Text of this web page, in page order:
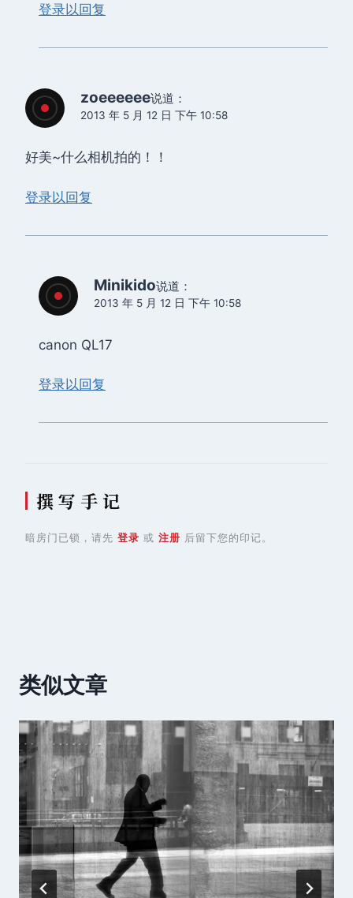
登录以回复
zoeeeeee说道：
2013 年 5 月 12 日 下午 10:58
好美~什么相机拍的！！
登录以回复
Minikido说道：
2013 年 5 月 12 日 下午 10:58
canon QL17
登录以回复
撰 写 手 记
暗房门已锁，请先 登录 或 注册 后留下您的印记。
类似文章